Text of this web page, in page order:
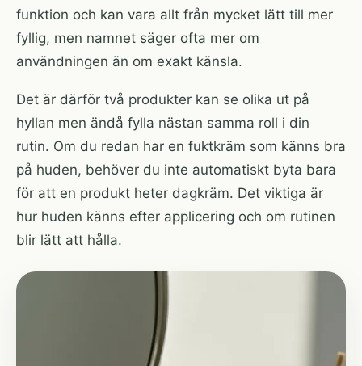
funktion och kan vara allt från mycket lätt till mer
fyllig, men namnet säger ofta mer om
användningen än om exakt känsla.
Det är därför två produkter kan se olika ut på
hyllan men ändå fylla nästan samma roll i din
rutin. Om du redan har en fuktkräm som känns bra
på huden, behöver du inte automatiskt byta bara
för att en produkt heter dagkräm. Det viktiga är
hur huden känns efter applicering och om rutinen
blir lätt att hålla.